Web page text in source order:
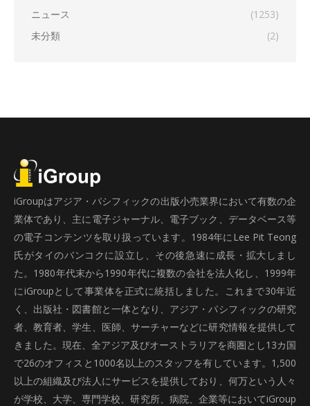
ニュース
(1253)
未分類
(2)
iGroupはアジア・パシフィックの出版小売業界において有数の企
業体であり、主に電子ジャーナル、電子ブック、データベース等
の電子コンテンツを取り扱っています。1984年にLee Pit Teong
氏がタイのバンコクに設立し、その後急速に成長・拡大しまし
た。1980年代末から1990年代に複数の会社を法人化し、1999年
にiGroupとして事業体を正式に統括しました。これまで30年近
く、出版社・図書館と一体となり、アジア・パシフィックの研究
者、教育者、学生、医師、サーチャーなどに研究情報を提供して
きました。現在、全アジア及びオーストラリアを商圏とし13カ国
で26のオフィスと1000名以上のスタッフを有しています。1,500
以上の組織及び法人にサービスを提供しており、何万という人々
が学校、大学、専門学校、研究所、病院、企業等においてiGroup